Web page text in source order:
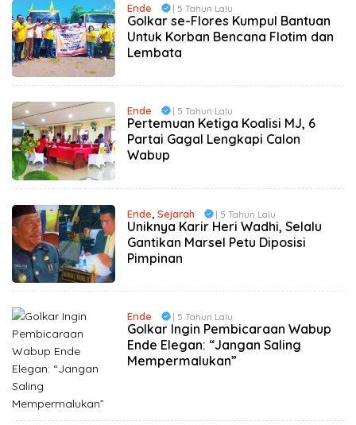
Ende | 5 Tahun Lalu
Golkar se-Flores Kumpul Bantuan
Untuk Korban Bencana Flotim dan
Lembata
Ende | 5 Tahun Lalu
Pertemuan Ketiga Koalisi MJ, 6
Partai Gagal Lengkapi Calon
Wabup
Ende, Sejarah | 5 Tahun Lalu
Uniknya Karir Heri Wadhi, Selalu
Gantikan Marsel Petu Diposisi
Pimpinan
Ende | 5 Tahun Lalu
Golkar Ingin Pembicaraan Wabup
Ende Elegan: “Jangan Saling
Mempermalukan”